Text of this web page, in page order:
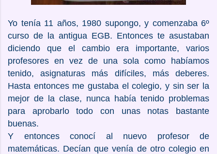
Yo tenía 11 años, 1980 supongo, y comenzaba 6º
curso de la antigua EGB. Entonces te asustaban
diciendo que el cambio era importante, varios
profesores en vez de una sola como habíamos
tenido, asignaturas más difíciles, más deberes.
Hasta entonces me gustaba el colegio, y sin ser la
mejor de la clase, nunca había tenido problemas
para aprobarlo todo con unas notas bastante
buenas.
Y entonces conocí al nuevo profesor de
matemáticas. Decían que venía de otro colegio en